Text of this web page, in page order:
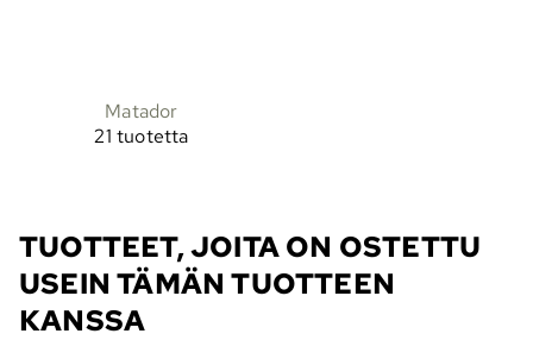
Matador
21 tuotetta
TUOTTEET, JOITA ON OSTETTU
USEIN TÄMÄN TUOTTEEN
KANSSA